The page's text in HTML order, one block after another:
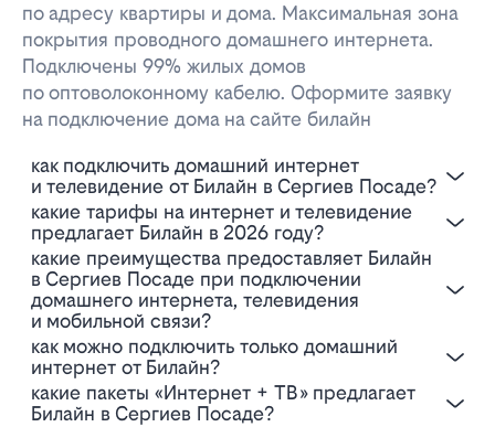
по адресу квартиры и дома. Максимальная зона
покрытия проводного домашнего интернета.
Подключены 99% жилых домов
по оптоволоконному кабелю. Оформите заявку
на подключение дома на сайте билайн
Как подключить домашний интернет
и телевидение от Билайн в Сергиев Посаде?
Какие тарифы на интернет и телевидение
предлагает Билайн в 2026 году?
Какие преимущества предоставляет Билайн
в Сергиев Посаде при подключении
домашнего интернета, телевидения
и мобильной связи?
Как можно подключить только домашний
интернет от Билайн?
Какие пакеты «Интернет + ТВ» предлагает
Билайн в Сергиев Посаде?